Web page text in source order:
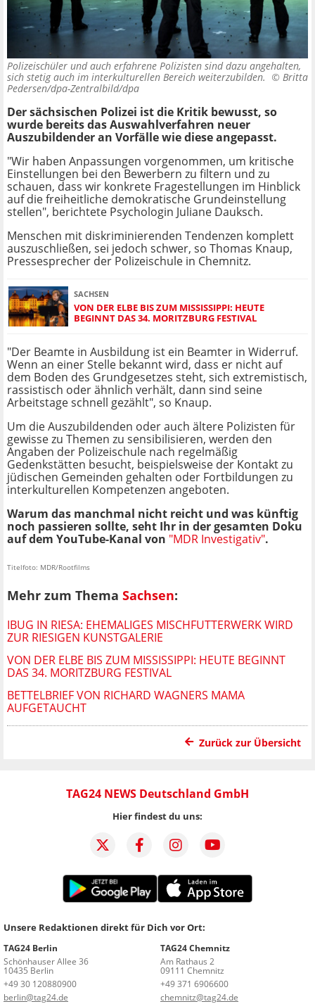
Polizeischüler und auch erfahrene Polizisten sind dazu angehalten,
sich stetig auch im interkulturellen Bereich weiterzubilden. © Britta
Pedersen/dpa-Zentralbild/dpa
Der sächsischen Polizei ist die Kritik bewusst, so
wurde bereits das Auswahlverfahren neuer
Auszubildender an Vorfälle wie diese angepasst.
"Wir haben Anpassungen vorgenommen, um kritische
Einstellungen bei den Bewerbern zu filtern und zu
schauen, dass wir konkrete Fragestellungen im Hinblick
auf die freiheitliche demokratische Grundeinstellung
stellen", berichtete Psychologin Juliane Dauksch.
Menschen mit diskriminierenden Tendenzen komplett
auszuschließen, sei jedoch schwer, so Thomas Knaup,
Pressesprecher der Polizeischule in Chemnitz.
SACHSEN
VON DER ELBE BIS ZUM MISSISSIPPI: HEUTE
BEGINNT DAS 34. MORITZBURG FESTIVAL
"Der Beamte in Ausbildung ist ein Beamter in Widerruf.
Wenn an einer Stelle bekannt wird, dass er nicht auf
dem Boden des Grundgesetzes steht, sich extremistisch,
rassistisch oder ähnlich verhält, dann sind seine
Arbeitstage schnell gezählt", so Knaup.
Um die Auszubildenden oder auch ältere Polizisten für
gewisse zu Themen zu sensibilisieren, werden den
Angaben der Polizeischule nach regelmäßig
Gedenkstätten besucht, beispielsweise der Kontakt zu
jüdischen Gemeinden gehalten oder Fortbildungen zu
interkulturellen Kompetenzen angeboten.
Warum das manchmal nicht reicht und was künftig
noch passieren sollte, seht Ihr in der gesamten Doku
auf dem YouTube-Kanal von "MDR Investigativ".
Titelfoto: MDR/Rootfilms
Mehr zum Thema Sachsen:
IBUG IN RIESA: EHEMALIGES MISCHFUTTERWERK WIRD
ZUR RIESIGEN KUNSTGALERIE
VON DER ELBE BIS ZUM MISSISSIPPI: HEUTE BEGINNT
DAS 34. MORITZBURG FESTIVAL
BETTELBRIEF VON RICHARD WAGNERS MAMA
AUFGETAUCHT
Zurück zur Übersicht
TAG24 NEWS Deutschland GmbH
Hier findest du uns:
Unsere Redaktionen direkt für Dich vor Ort:
TAG24 Berlin
Schönhauser Allee 36
10435 Berlin
+49 30 120880900
berlin@tag24.de
TAG24 Chemnitz
Am Rathaus 2
09111 Chemnitz
+49 371 6906600
chemnitz@tag24.de